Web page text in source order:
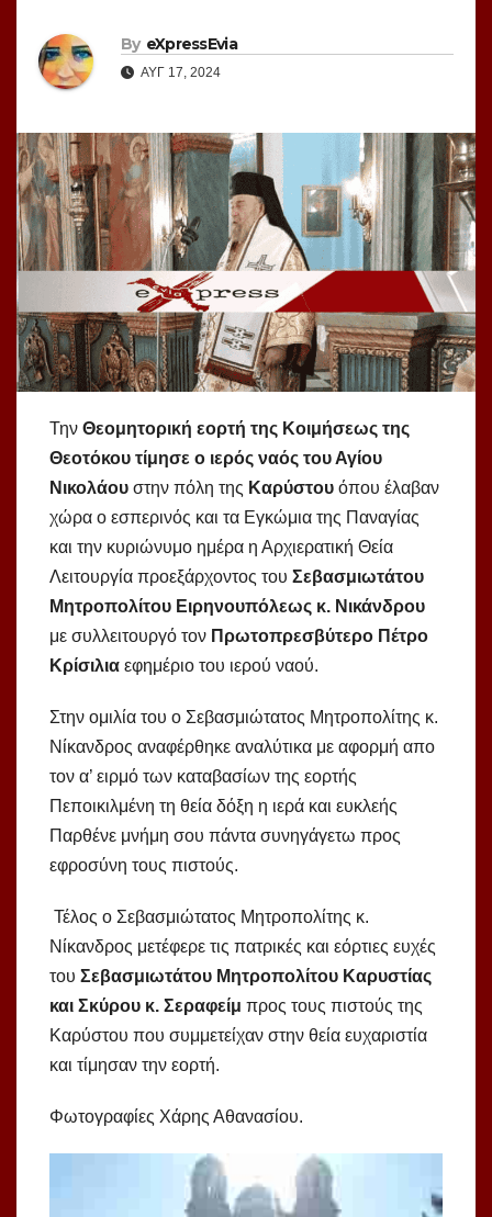
By eXpressEvia
ΑΥΓ 17, 2024
Την Θεομητορική εορτή της Κοιμήσεως της
Θεοτόκου τίμησε ο ιερός ναός του Αγίου
Νικολάου στην πόλη της Καρύστου όπου έλαβαν
χώρα ο εσπερινός και τα Εγκώμια της Παναγίας
και την κυριώνυμο ημέρα η Αρχιερατική Θεία
Λειτουργία προεξάρχοντος του Σεβασμιωτάτου
Μητροπολίτου Ειρηνουπόλεως κ. Νικάνδρου
με συλλειτουργό τον Πρωτοπρεσβύτερο Πέτρο
Κρίσιλια εφημέριο του ιερού ναού.
Στην ομιλία του ο Σεβασμιώτατος Μητροπολίτης κ.
Νίκανδρος αναφέρθηκε αναλύτικα με αφορμή απο
τον α’ ειρμό των καταβασίων της εορτής
Πεποικιλμένη τη θεία δόξη η ιερά και ευκλεής
Παρθένε μνήμη σου πάντα συνηγάγετω προς
εφροσύνη τους πιστούς.
Τέλος ο Σεβασμιώτατος Μητροπολίτης κ.
Νίκανδρος μετέφερε τις πατρικές και εόρτιες ευχές
του Σεβασμιωτάτου Μητροπολίτου Καρυστίας
και Σκύρου κ. Σεραφείμ προς τους πιστούς της
Καρύστου που συμμετείχαν στην θεία ευχαριστία
και τίμησαν την εορτή.
Φωτογραφίες Χάρης Αθανασίου.